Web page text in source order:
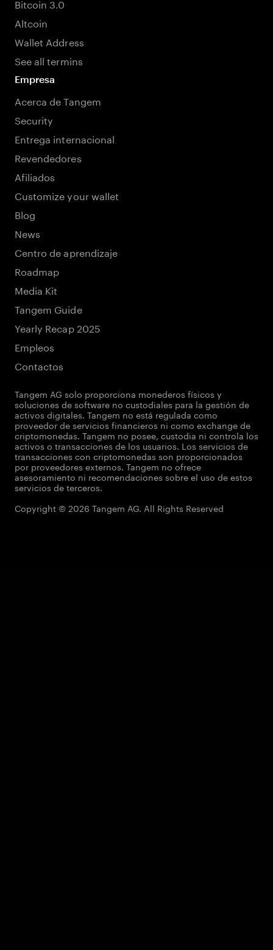
Bitcoin 3.0
Altcoin
Wallet Address
See all termins
Empresa
Acerca de Tangem
Security
Entrega internacional
Revendedores
Afiliados
Customize your wallet
Blog
News
Centro de aprendizaje
Roadmap
Media Kit
Tangem Guide
Yearly Recap 2025
Empleos
Contactos
Tangem AG solo proporciona monederos físicos y
soluciones de software no custodiales para la gestión de
activos digitales. Tangem no está regulada como
proveedor de servicios financieros ni como exchange de
criptomonedas. Tangem no posee, custodia ni controla los
activos o transacciones de los usuarios. Los servicios de
transacciones con criptomonedas son proporcionados
por proveedores externos. Tangem no ofrece
asesoramiento ni recomendaciones sobre el uso de estos
servicios de terceros.